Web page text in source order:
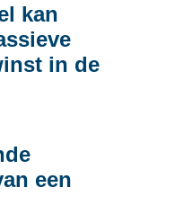
kan
in de
een